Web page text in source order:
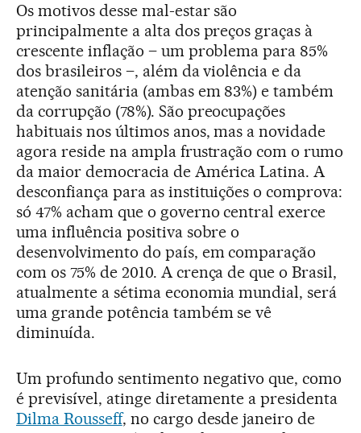
Os motivos desse mal-estar são
principalmente a alta dos preços graças à
crescente inflação – um problema para 85%
dos brasileiros –, além da violência e da
atenção sanitária (ambas em 83%) e também
da corrupção (78%). São preocupações
habituais nos últimos anos, mas a novidade
agora reside na ampla frustração com o rumo
da maior democracia de América Latina. A
desconfiança para as instituições o comprova:
só 47% acham que o governo central exerce
uma influência positiva sobre o
desenvolvimento do país, em comparação
com os 75% de 2010. A crença de que o Brasil,
atualmente a sétima economia mundial, será
uma grande potência também se vê
diminuída.
Um profundo sentimento negativo que, como
é previsível, atinge diretamente a presidenta
Dilma Rousseff, no cargo desde janeiro de